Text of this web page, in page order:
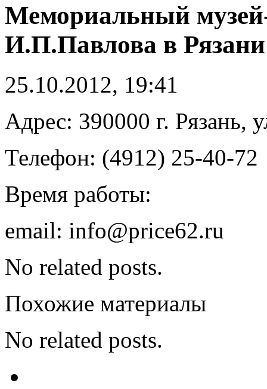
Мемориальный
И.П.Павлова в Рязани
25.10.2012, 19:41
Адрес: 390000 г. Рязань,
Телефон: (4912) 25-40-72
Время работы:
email: info@price62.ru
No related posts.
Похожие материалы
No related posts.